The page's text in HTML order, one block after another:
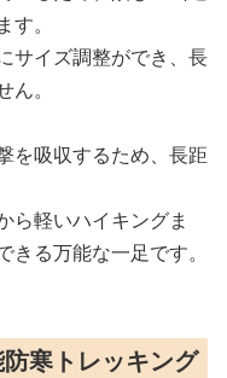
。
サイズ調整ができ、長
。
を吸収するため、長距
ら軽いハイキングま
る万能な一足です。
寒トレッキング